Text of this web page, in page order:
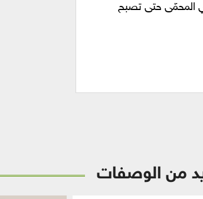
المحمّى حتى تصبح
من الوصفات